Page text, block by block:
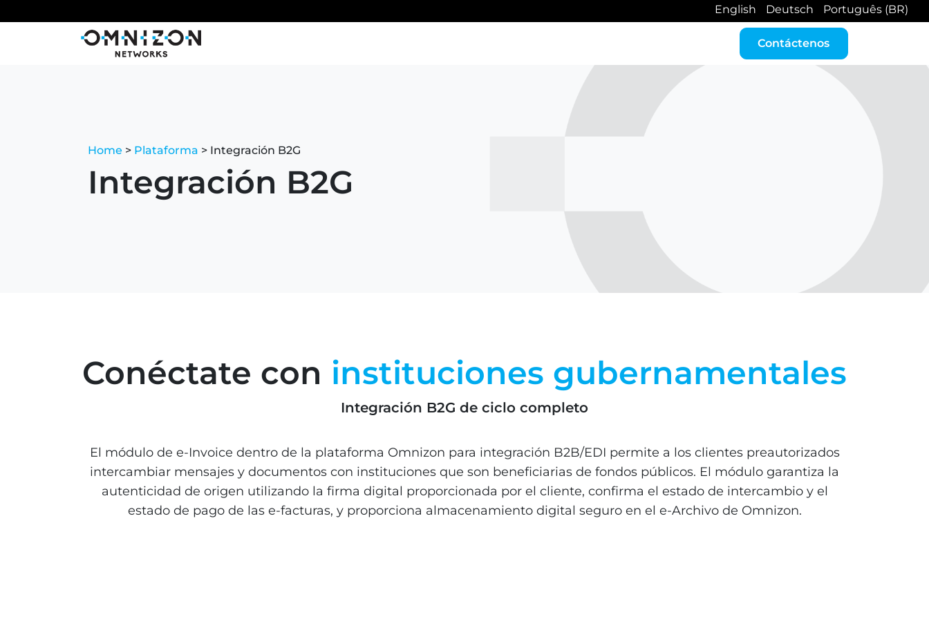
English Deutsch Português (BR)
Contáctenos
Home > Plataforma > Integración B2G
Integración B2G
Conéctate con instituciones gubernamentales
Integración B2G de ciclo completo
El módulo de e-Invoice dentro de la plataforma Omnizon para integración B2B/EDI permite a los clientes preautorizados
intercambiar mensajes y documentos con instituciones que son beneficiarias de fondos públicos. El módulo garantiza la
autenticidad de origen utilizando la firma digital proporcionada por el cliente, confirma el estado de intercambio y el
estado de pago de las e-facturas, y proporciona almacenamiento digital seguro en el e-Archivo de Omnizon.